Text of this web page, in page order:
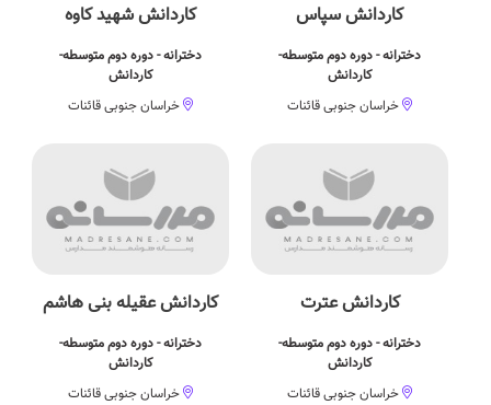
کاردانش سپاس
دخترانه - دوره دوم متوسطه-
کاردانش
خراسان جنوبی قائنات
کاردانش شهید کاوه
دخترانه - دوره دوم متوسطه-
کاردانش
خراسان جنوبی قائنات
کاردانش عترت
دخترانه - دوره دوم متوسطه-
کاردانش
خراسان جنوبی قائنات
کاردانش عقیله بنی هاشم
دخترانه - دوره دوم متوسطه-
کاردانش
خراسان جنوبی قائنات